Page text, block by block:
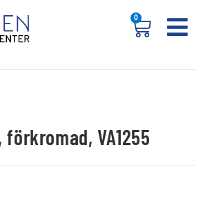
0
VA1255